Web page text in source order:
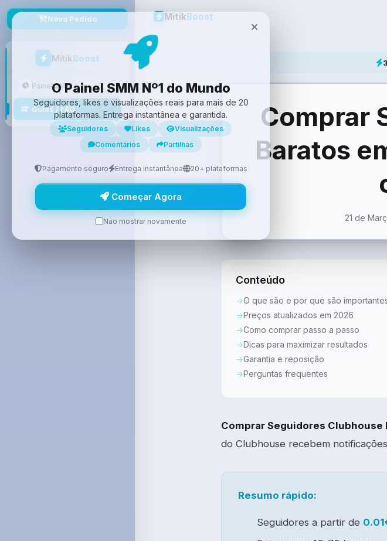
Novo Pedido
MitikBoost
Painel SMM
Guias / FAQ
MitikBoost
Comprar
Baratos
21 de
Conteúdo
O que são e por que são
Preços atualizados em 2026
Como comprar passo a passo
Dicas para maximizar resultados
Garantia e reposição
Perguntas frequentes
Comprar Seguidores Clubhouse
do Clubhouse recebem
Resumo rápido:
Seguidores a partir de
O Painel SMM Nº1 do Mundo
Seguidores, likes e visualizações reais para mais de 20
plataformas. Entrega instantânea e garantida.
Seguidores Likes
Visualizações
Comentários
Partilhas
Pagamento seguro Entrega instantânea 20+ plataformas
Começar Agora
Não mostrar novamente